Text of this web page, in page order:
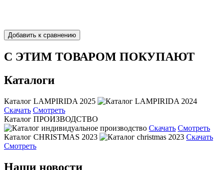
С ЭТИМ ТОВАРОМ ПОКУПАЮТ
Каталоги
Каталог LAMPIRIDA 2025
Скачать Смотреть
Каталог ПРОИЗВОДСТВО
Скачать Смотреть
Каталог CHRISTMAS 2023
Скачать
Смотреть
Наши новости